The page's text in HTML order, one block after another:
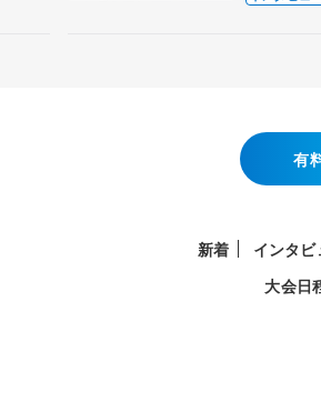
有
新着 インタビ
大会日